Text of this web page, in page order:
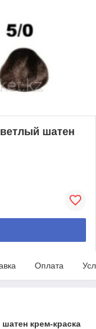
шатен
Оплата
крем-краска